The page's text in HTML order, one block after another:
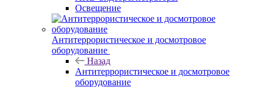
Освещение
Антитеррористическое и досмотровое
оборудование
Назад
Антитеррористическое и досмотровое
оборудование